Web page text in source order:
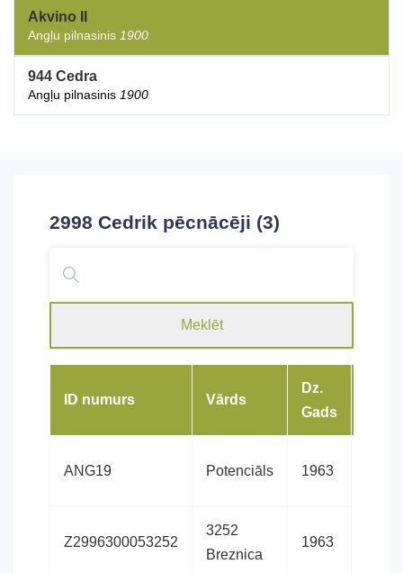
Akvino II
Angļu pilnasinis 1900
944 Cedra
Angļu pilnasinis 1900
2998 Cedrik pēcnācēji (3)
Meklēt
ID numurs Vārds
Dz.
Gads
ANG19 Potenciāls 1963
Z2996300053252
3252
Breznica
1963